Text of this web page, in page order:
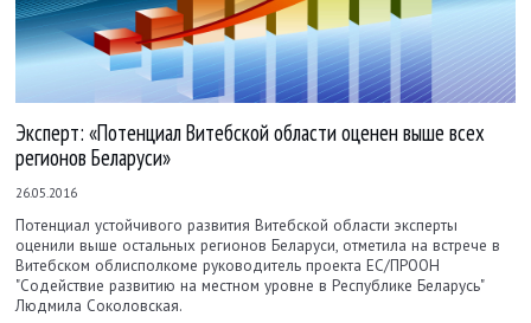
Эксперт: «Потенциал Витебской области оценен выше всех
регионов Беларуси»
26.05.2016
Потенциал устойчивого развития Витебской области эксперты
оценили выше остальных регионов Беларуси, отметила на встрече в
Витебском облисполкоме руководитель проекта ЕС/ПРООН
"Содействие развитию на местном уровне в Республике Беларусь"
Людмила Соколовская.